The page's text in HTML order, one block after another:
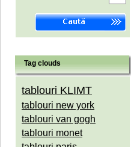
Tag clouds
tablouri KLIMT
tablouri new york
tablouri van gogh
tablouri monet